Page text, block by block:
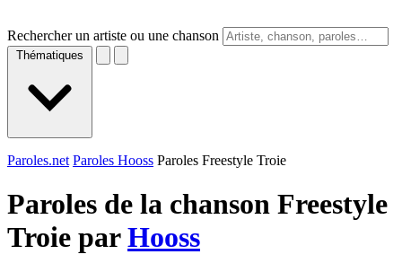
Rechercher un artiste ou une chanson
Thématiques
Paroles.net Paroles Hooss Paroles Freestyle Troie
Paroles de la chanson Freestyle
Troie parHooss